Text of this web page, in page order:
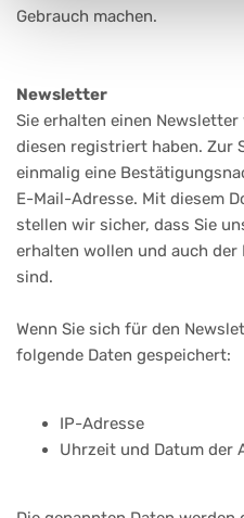
Gebrauch machen.
Newsletter
Sie erhalten einen
diesen registriert haben. Zur
einmalig eine
E-Mail-Adresse. Mit diesem
stellen wir sicher, dass Sie
erhalten wollen und auch
sind.
Wenn Sie sich für den
folgende Daten gespeichert:
IP-Adresse
Uhrzeit und Datum der